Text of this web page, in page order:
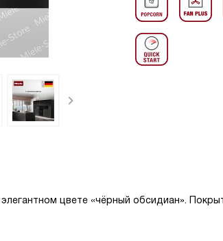
цвете «чёрный обсидиан».